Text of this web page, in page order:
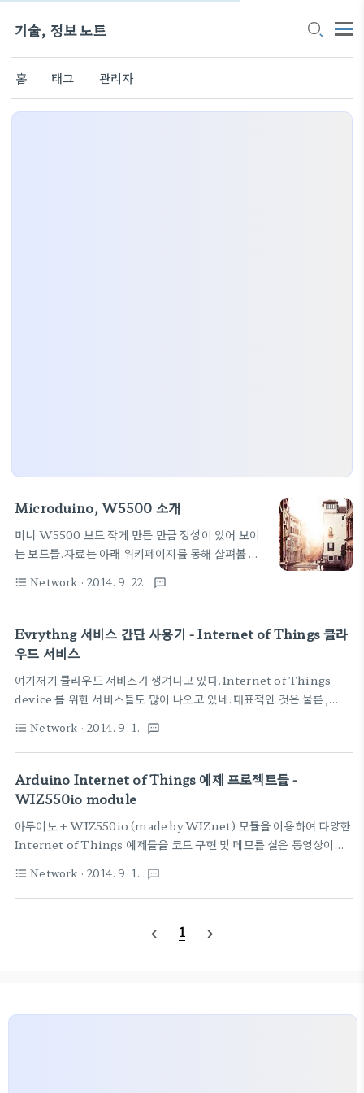
기술, 정보 노트
홈 태그 관리자
Microduino, W5500 소개
미니 W5500 보드 작게 만든 만큼 정성이 있어 보이
는 보드들.자료는 아래 위키페이지를 통해 살펴볼 수
다.http://www.microduino.cc/wiki/index.php?
title=Microduino-W5500물론, duino를 붙인
만큼 소프트웨어는 아두이노와 함께 사용할 수 있다는
장점을 가지고 있습니다.Arduino libraries and
support
packages:https://github.com/Microduino/
하드웨어 자료도 공개소프트웨어로 오픈하고 있습니
다.Eagle PCB File:Microduino-W5500.zip
format_list_bulleted Network · 2014. 9. 22. textsms
Evrythng 서비스 간단 사용기 - Internet of Things 클라
우드 서비스
여기저기 클라우드 서비스가 생겨나고 있다.Internet of Things
device 를 위한 서비스들도 많이 나오고 있네.대표적인 것은 물론,
format_list_bulleted Network · 2014. 9. 1. textsms
Arduino Internet of Things 예제 프로젝트들 -
WIZ550io module
아두이노 + WIZ550io (made by WIZnet) 모듈을 이용하여 다양한
Internet of Things 예제들을 코드 구현 및 데모를 실은 동영상이다.
다.https://github.com/MD4N1/Wiz550io-Tutorial-Series
예제들을 보니 왠만한 프로젝트는 다 있다. 예제 소스가 있는 폴더를 스
Thingspeak, Web Server, Xively ...각각 하나하나가 가치 있는
format_list_bulleted Network · 2014. 9. 1. textsms
navigate_before 1 navigate_next